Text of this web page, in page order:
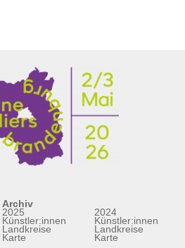
Archiv
2025
Künstler:innen
Landkreise
Karte
2024
Künstler:innen
Landkreise
Karte